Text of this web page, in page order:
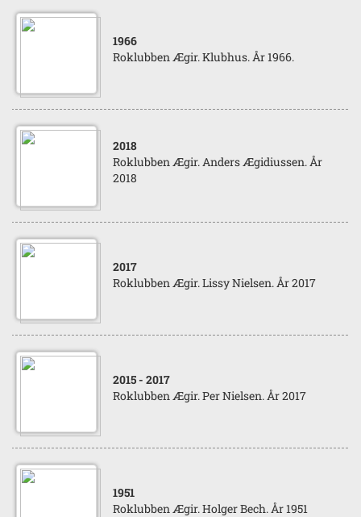
1966
Roklubben Ægir. Klubhus. År 1966.
2018
Roklubben Ægir. Anders Ægidiussen. År
2018
2017
Roklubben Ægir. Lissy Nielsen. År 2017
2015 - 2017
Roklubben Ægir. Per Nielsen. År 2017
1951
Roklubben Ægir. Holger Bech. År 1951